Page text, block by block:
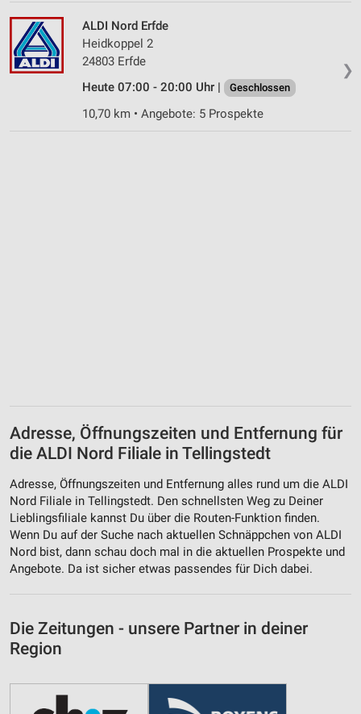
❯
ALDI Nord Erfde
Heidkoppel 2
24803 Erfde
Heute 07:00 - 20:00 Uhr |
Geschlossen
10,70 km • Angebote: 5 Prospekte
Adresse, Öffnungszeiten und Entfernung für
die ALDI Nord Filiale in Tellingstedt
Adresse, Öffnungszeiten und Entfernung alles rund um die ALDI
Nord Filiale in Tellingstedt. Den schnellsten Weg zu Deiner
Lieblingsfiliale kannst Du über die Routen-Funktion finden.
Wenn Du auf der Suche nach aktuellen Schnäppchen von ALDI
Nord bist, dann schau doch mal in die aktuellen Prospekte und
Angebote. Da ist sicher etwas passendes für Dich dabei.
Die Zeitungen - unsere Partner in deiner
Region